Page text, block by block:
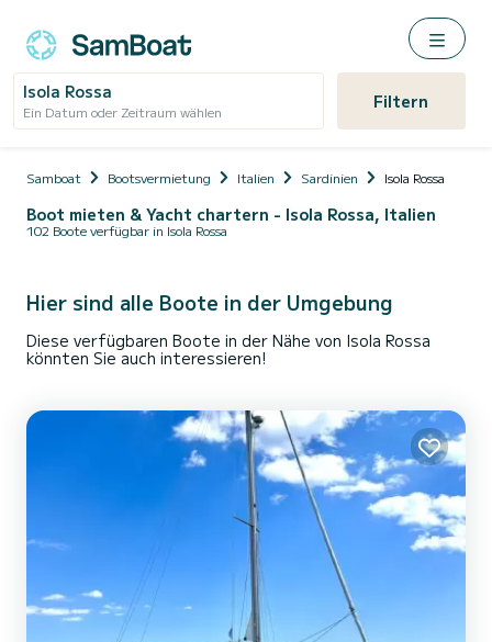
Isola Rossa
Ein Datum oder Zeitraum wählen Filtern
Samboat Bootsvermietung Italien Sardinien Isola Rossa
Boot mieten & Yacht chartern - Isola Rossa, Italien
102 Boote verfügbar in Isola Rossa
Hier sind alle Boote in der Umgebung
Diese verfügbaren Boote in der Nähe von Isola Rossa
könnten Sie auch interessieren!